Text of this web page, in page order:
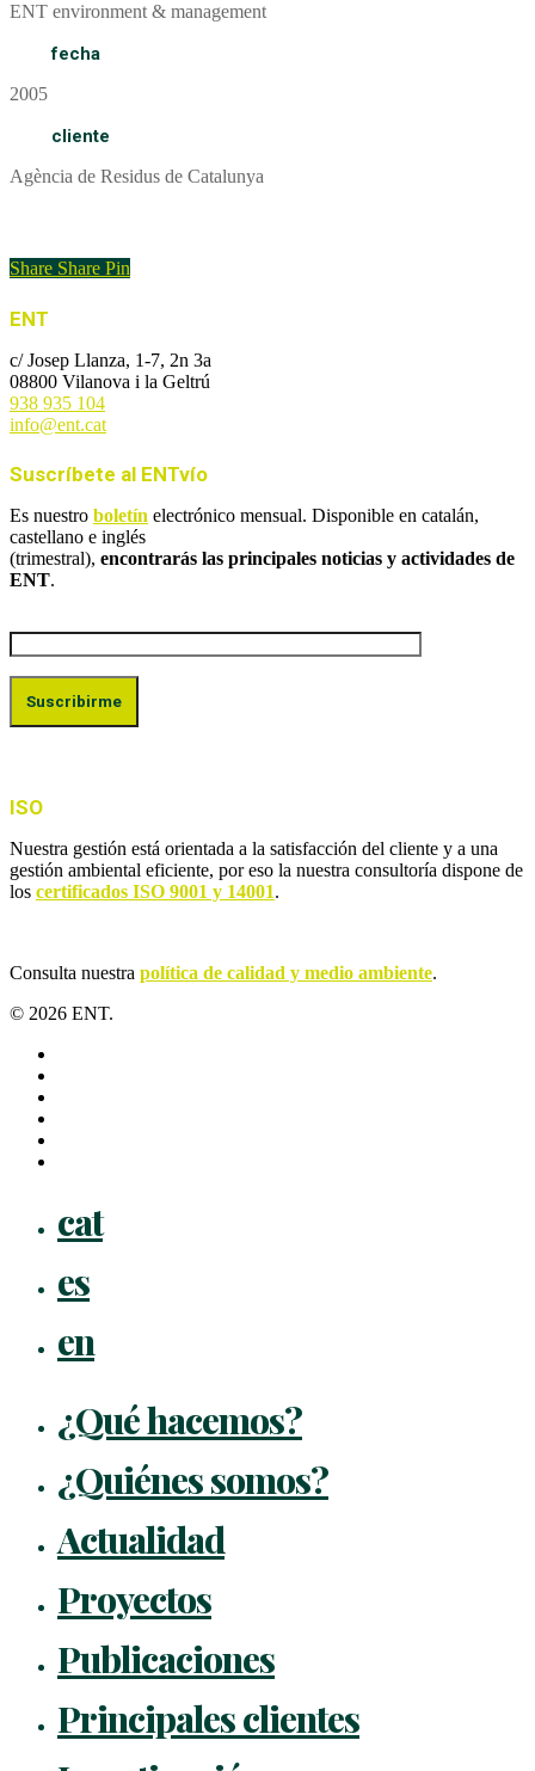
ENT environment & management
fecha
2005
cliente
Agència de Residus de Catalunya
Share Share Pin
ENT
c/ Josep Llanza, 1-7, 2n 3a
08800 Vilanova i la Geltrú
938 935 104
info@ent.cat
Suscríbete al ENTvío
Es nuestro boletín electrónico mensual. Disponible en catalán,
castellano e inglés
(trimestral), encontrarás las principales noticias y actividades de
ENT.
ISO
Nuestra gestión está orientada a la satisfacción del cliente y a una
gestión ambiental eficiente, por eso la nuestra consultoría dispone de
los certificados ISO 9001 y 14001.
Consulta nuestra política de calidad y medio ambiente.
© 2026 ENT.
cat
es
en
¿Qué hacemos?
¿Quiénes somos?
Actualidad
Proyectos
Publicaciones
Principales clientes